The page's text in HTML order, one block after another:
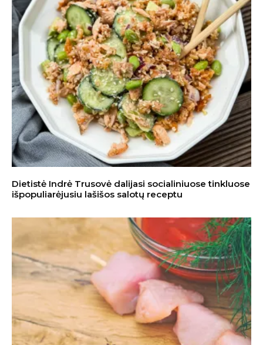
Dietistė Indrė Trusovė dalijasi socialiniuose tinkluose
išpopuliarėjusiu lašišos salotų receptu